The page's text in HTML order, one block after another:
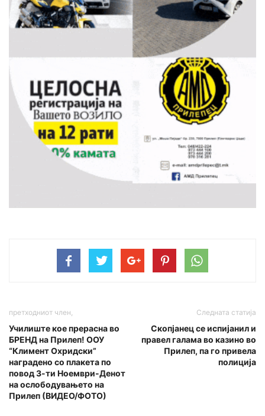
претходниот член,
Училиште кое прерасна во
БРЕНД на Прилеп! ООУ
“Климент Охридски”
наградено со плакета по
повод 3-ти Ноември-Денот
на ослободувањето на
Прилеп (ВИДЕО/ФОТО)
Следната статија
Скопјанец се испијанил и
правел галама во казино во
Прилеп, па го привела
полиција